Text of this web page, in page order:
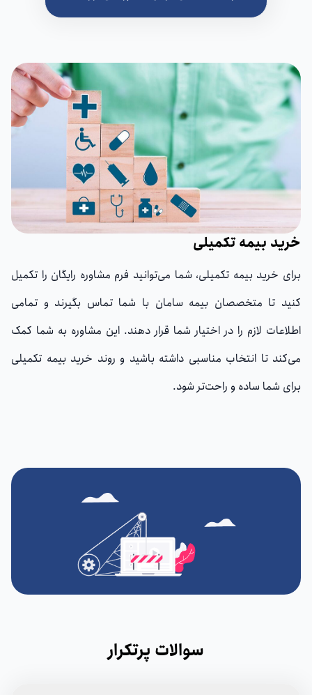
خرید بیمه تکمیلی
برای خرید بیمه تکمیلی، شما می‌توانید فرم مشاوره رایگان را تکمیل
کنید تا متخصصان بیمه سامان با شما تماس بگیرند و تمامی
اطلاعات لازم را در اختیار شما قرار دهند. این مشاوره به شما کمک
می‌کند تا انتخاب مناسبی داشته باشید و روند خرید بیمه تکمیلی
برای شما ساده و راحت‌تر شود.
سوالات پرتکرار